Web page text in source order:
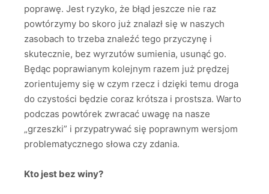
poprawę. Jest ryzyko, że błąd jeszcze nie raz
powtórzymy bo skoro już znalazł się w naszych
zasobach to trzeba znaleźć tego przyczynę i
skutecznie, bez wyrzutów sumienia, usunąć go.
Będąc poprawianym kolejnym razem już prędzej
zorientujemy się w czym rzecz i dzięki temu droga
do czystości będzie coraz krótsza i prostsza. Warto
podczas powtórek zwracać uwagę na nasze
„grzeszki” i przypatrywać się poprawnym wersjom
problematycznego słowa czy zdania.
Kto jest bez winy?